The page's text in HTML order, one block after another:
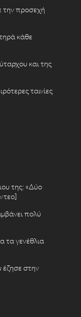
προσεχή
κάθε
και της
ταινίες
της: «Δύο
πολύ
τα γενέθλια
έζησε στην